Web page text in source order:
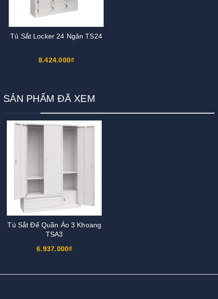
Tủ Sắt Locker 24 Ngăn TS24
8.424.000₫
SẢN PHẨM ĐÃ XEM
Tủ Sắt Để Quần Áo 3 Khoang
TSA3
6.937.000₫